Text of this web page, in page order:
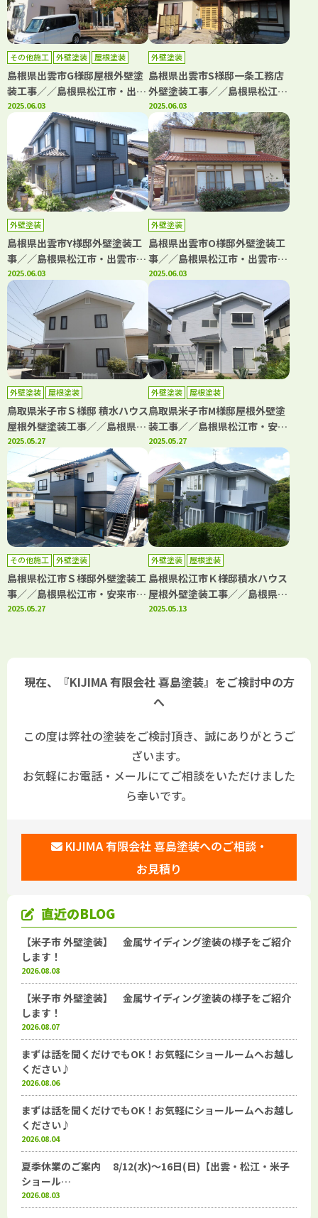
その他施工 外壁塗装 屋根塗装
島根県出雲市G様邸屋根外壁塗
装工事／／島根県松江市・出雲
市・大田市・雲南市の「きじま
塗装」
2025.06.03
外壁塗装
島根県出雲市S様邸一条工務店
外壁塗装工事／／島根県松江
市・出雲市・大田市・雲南市・
鳥取県米子市・境港市の「きじ
ま塗装」
2025.06.03
外壁塗装
島根県出雲市Y様邸外壁塗装工
事／／島根県松江市・出雲市・
大田市・雲南市・鳥取県米子
市・境港市の「きじま塗装」
2025.06.03
外壁塗装
島根県出雲市O様邸外壁塗装工
事／／島根県松江市・出雲市・
大田市・雲南市・鳥取県米子
市・境港市の「きじま塗装」
2025.06.03
外壁塗装 屋根塗装
鳥取県米子市Ｓ様邸 積水ハウス
屋根外壁塗装工事／／島根県松
江市・安来市・出雲市・大田
市・雲南市 鳥取県米子市・境
港市の「きじま塗装」
2025.05.27
外壁塗装 屋根塗装
鳥取県米子市M様邸屋根外壁塗
装工事／／島根県松江市・安来
市・出雲市・大田市・雲南市
鳥取県米子市・境港市の「きじ
ま塗装」
2025.05.27
その他施工 外壁塗装
島根県松江市Ｓ様邸外壁塗装工
事／／島根県松江市・安来市・
出雲市・大田市・雲南市 鳥取
2025.05.27
外壁塗装 屋根塗装
島根県松江市Ｋ様邸積水ハウス
屋根外壁塗装工事／／島根県松
江市・安来市・出雲市・大田
2025.05.13
現在、『KIJIMA 有限会社 喜島塗装』をご検討中の方
へ
この度は弊社の塗装をご検討頂き、誠にありがとうご
ざいます。
お気軽にお電話・メールにてご相談をいただけました
ら幸いです。
KIJIMA 有限会社 喜島塗装へのご相談・
お見積り
直近のBLOG
【米子市 外壁塗装】 金属サイディング塗装の様子をご紹介
します！
2026.08.08
【米子市 外壁塗装】 金属サイディング塗装の様子をご紹介
します！
2026.08.07
まずは話を聞くだけでもOK！お気軽にショールームへお越し
ください♪
2026.08.06
まずは話を聞くだけでもOK！お気軽にショールームへお越し
ください♪
2026.08.04
夏季休業のご案内 8/12(水)～16日(日)【出雲・松江・米子
ショール…
2026.08.03